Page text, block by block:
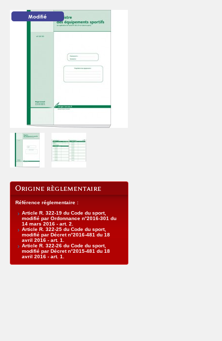
Référence réglementaire :
Article R. 322-19 du Code du sport,
modifié par Ordonnance n°2016-301 du
14 mars 2016 - art. 2.
Article R. 322-25 du Code du sport,
modifié par Décret n°2016-481 du 18
avril 2016 - art. 1.
Article R. 322-26 du Code du sport,
modifié par Décret n°2015-481 du 18
avril 2016 - art. 1.